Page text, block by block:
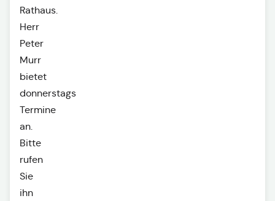
Rathaus.
Herr
Peter
Murr
bietet
donnerstags
Termine
an.
Bitte
rufen
Sie
ihn